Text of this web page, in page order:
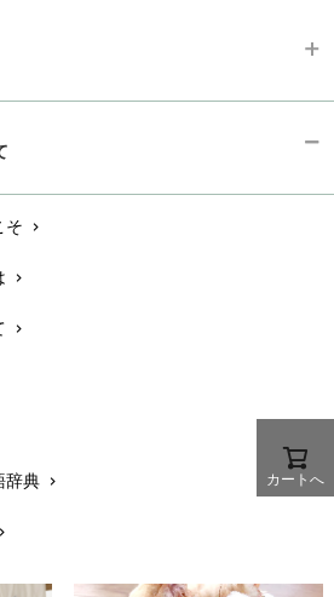
カートへ
そ chevron_right
chevron_right
chevron_right
辞典 chevron_right
chevron_right